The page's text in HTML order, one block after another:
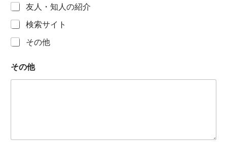
友人・知人の紹介
検索サイト
その他
その他